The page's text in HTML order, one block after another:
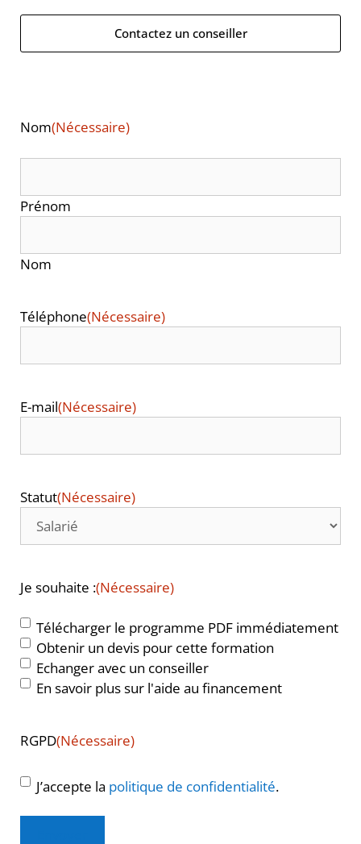
Contactez un conseiller
Nom(Nécessaire)
Prénom
Nom
Téléphone(Nécessaire)
E-mail(Nécessaire)
Statut(Nécessaire)
Je souhaite :(Nécessaire)
Télécharger le programme PDF immédiatement
Obtenir un devis pour cette formation
Echanger avec un conseiller
En savoir plus sur l'aide au financement
RGPD(Nécessaire)
J’accepte la politique de confidentialité.